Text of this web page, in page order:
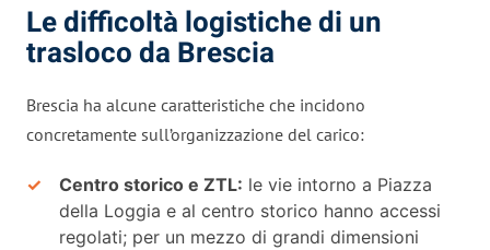
Le difficoltà logistiche di un
trasloco da Brescia
Brescia ha alcune caratteristiche che incidono
concretamente sull’organizzazione del carico:
Centro storico e ZTL: le vie intorno a Piazza
della Loggia e al centro storico hanno accessi
regolati; per un mezzo di grandi dimensioni